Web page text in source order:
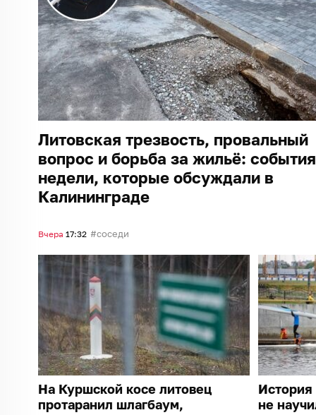
Литовская трезвость, провальный
вопрос и борьба за жильё: события
недели, которые обсуждали в
Калининграде
Вчера 17:32 соседи
На Куршской косе литовец
протаранил шлагбаум,
не